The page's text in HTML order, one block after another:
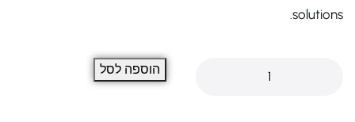
solutions.
הוספה לסל